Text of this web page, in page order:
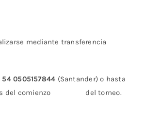
mediante transferencia
54 0505157844 (Santander) o hasta
del comienzo del torneo.